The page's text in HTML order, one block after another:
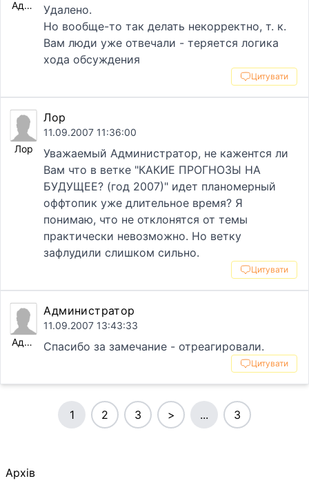
Администратор
Удалено.
Но вообще-то так делать некорректно, т. к.
Вам люди уже отвечали - теряется логика
хода обсуждения
Цитувати
Лор
Лор
11.09.2007 11:36:00
Уважаемый Администратор, не кажентся ли
Вам что в ветке "КАКИЕ ПРОГНОЗЫ НА
БУДУЩЕЕ? (год 2007)" идет планомерный
оффтопик уже длительное время? Я
понимаю, что не отклонятся от темы
практически невозможно. Но ветку
зафлудили слишком сильно.
Цитувати
Администратор
Администратор
11.09.2007 13:43:33
Спасибо за замечание - отреагировали.
Цитувати
1 2 3 > ... 3
Архів